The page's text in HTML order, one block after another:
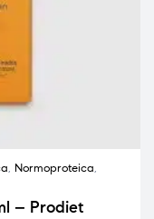
, Normoproteica,
– Prodiet